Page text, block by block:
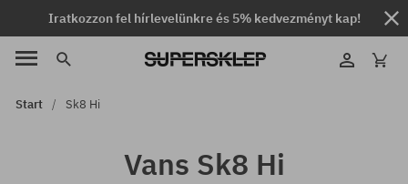
Iratkozzon fel hírlevelünkre és 5% kedvezményt kap!
Start Sk8 Hi
Vans Sk8 Hi